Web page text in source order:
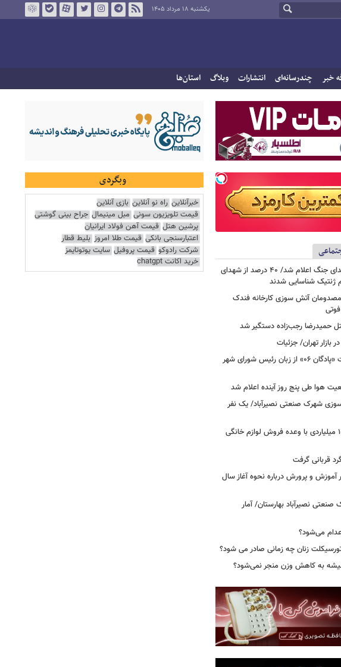
یکشنبه ۱۸ مرداد ۱۴۰۵
خبر چندرسانه‌ای انتشارات وبلاگ استان‌ها
آمار دقیق شهدای جنگ اعلام شد/ ۴۰ درصد از شهدای
ژنتیک شناسایی شدند
آتش سوزی کارخانه فندک
فوتی
حمیدرضا رجب‌زاده دستگیر شد
بازار تهران/ جزئیات
آخرین وضعیت «پادگان ۰۶» از زبان رئیس شورای شهر
هوا طی پنج روز آینده اعلام شد
شهرک صنعتی نصیرآباد/ یک نفر
کلاهبرداری ۱۰۰ میلیاردی با وعده فروش لوازم خانگی
قربانی گرفت
آموزش و پرورش درباره نحوه آغاز سال
نصیرآباد بهارستان/ آمار
می‌شود؟
زنان چه زمانی صادر می شود؟
به کاهش وزن منجر نمی‌شود؟
وبگردی
خبرآنلاین راه نو آنلاین بازی آنلاین
قیمت تلویزیون سونی مبل مینیمال جراح بینی گوشتی
پرشین هتل قیمت آهن فولاد ایرانیان
اعتبارسنجی بانکی قیمت طلا امروز بلیط قطار
شرکت رادوکو قیمت پروفیل سایت یوتوتایمز
خرید اکانت chatgpt